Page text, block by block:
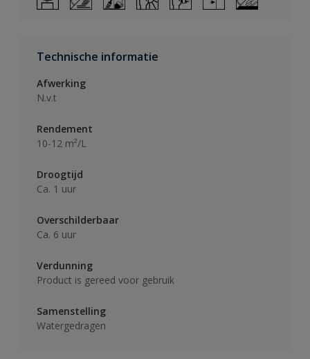
Technische informatie
Afwerking
N.v.t
Rendement
10-12 m²/L
Droogtijd
Ca. 1 uur
Overschilderbaar
Ca. 6 uur
Verdunning
Product is gereed voor gebruik
Samenstelling
Watergedragen